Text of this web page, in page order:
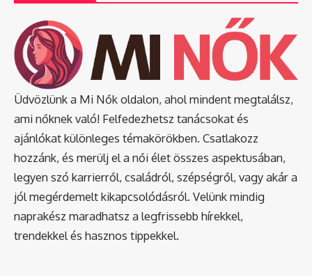
Üdvözlünk a Mi Nők oldalon, ahol mindent megtalálsz,
ami nőknek való! Felfedezhetsz tanácsokat és
ajánlókat különleges témakörökben. Csatlakozz
hozzánk, és merülj el a női élet összes aspektusában,
legyen szó karrierről, családról, szépségről, vagy akár a
jól megérdemelt kikapcsolódásról. Velünk mindig
naprakész maradhatsz a legfrissebb hírekkel,
trendekkel és hasznos tippekkel.